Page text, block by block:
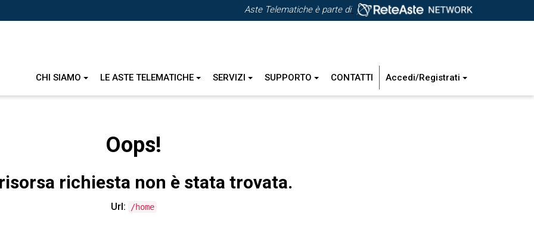
Aste Telematiche è parte di
CHI SIAMO LE ASTE TELEMATICHE SERVIZI SUPPORTO CONTATTI Accedi/Registrati
Oops!
richiesta non è stata trovata.
Url: /home